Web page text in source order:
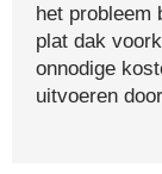
het probleem
plat dak
onnodige
uitvoeren